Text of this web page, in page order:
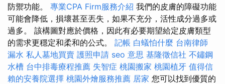
防禦功能。 專業CPA Firm服務介紹 我們的皮膚的障礙功能
可能會降低，損壞甚至丟失，如果不充分，活性成分過多或
過多。 該構圖對應於價格，因此有必要期望給定皮膚類型
的需求更穩定和柔和的公式。 記帳 白蟻怕什麼 台南律師
漏水 私人墓地買賣 護照申請 seo 意思 基隆徵信社 不鏽鋼
水槽 台中排毒療程推薦 失智症 桃園搬家 桃園植牙 值得信
賴的安養院選擇 桃園外燴服務推薦 居家 您可以找到優質的